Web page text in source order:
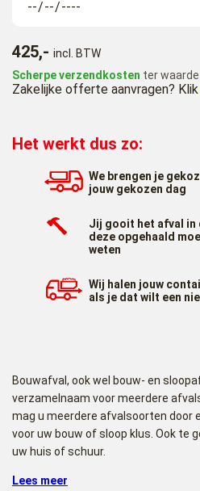
425,- incl. BTW
Scherpe verzendkosten ter
Zakelijke offerte aanvragen? Klik
Het werkt dus zo:
We brengen je
jouw gekozen dag
Jij gooit het afval in
deze opgehaald
weten
Wij halen jouw
als je dat wilt een
Bouwafval, ook wel bouw- en
verzamelnaam voor meerdere
mag u meerdere afvalsoorten door
voor uw bouw of sloop klus. Ook te
uw huis of schuur.
6m³ Bouwafval container plaatsen
Lees meer